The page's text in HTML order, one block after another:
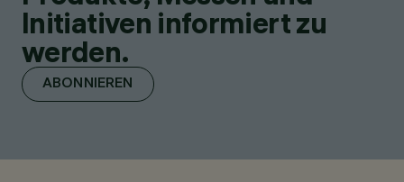
Initiativen informiert zu
werden.
ABONNIEREN